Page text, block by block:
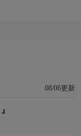
08/06更新